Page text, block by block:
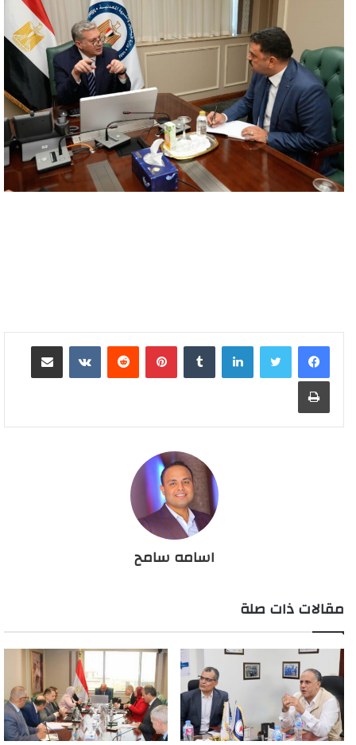
لينكدإن بينتيريست مشاركة عبر البريد
طباعة
اسامه سامح
مقالات ذات صلة